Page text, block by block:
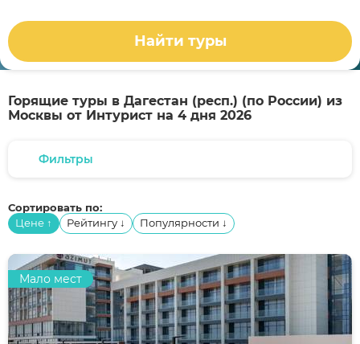
Найти туры
Горящие туры в Дагестан (респ.) (по России) из
Москвы от Интурист на 4 дня 2026
Фильтры
Сортировать по:
Цене ↑ Рейтингу ↓ Популярности ↓
Мало мест